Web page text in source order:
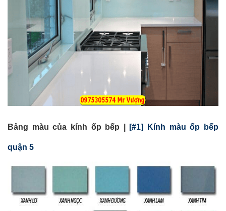
Bảng màu của kính ốp bếp | [#1] Kính màu ốp bếp
quận 5